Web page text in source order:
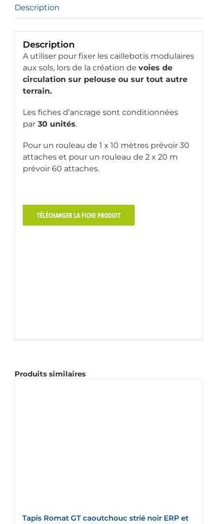
Description
Description
A utiliser pour fixer les caillebotis modulaires
aux sols, lors de la création de voies de
circulation sur pelouse ou sur tout autre
terrain.
Les fiches d’ancrage sont conditionnées
par30 unités.
Pour un rouleau de 1 x 10 mètres prévoir 30
attaches et pour un rouleau de 2 x 20 m
prévoir 60 attaches.
TÉLÉCHARGER LA FICHE PRODUIT
Produits similaires
Tapis Romat GT caoutchouc strié noir ERP et